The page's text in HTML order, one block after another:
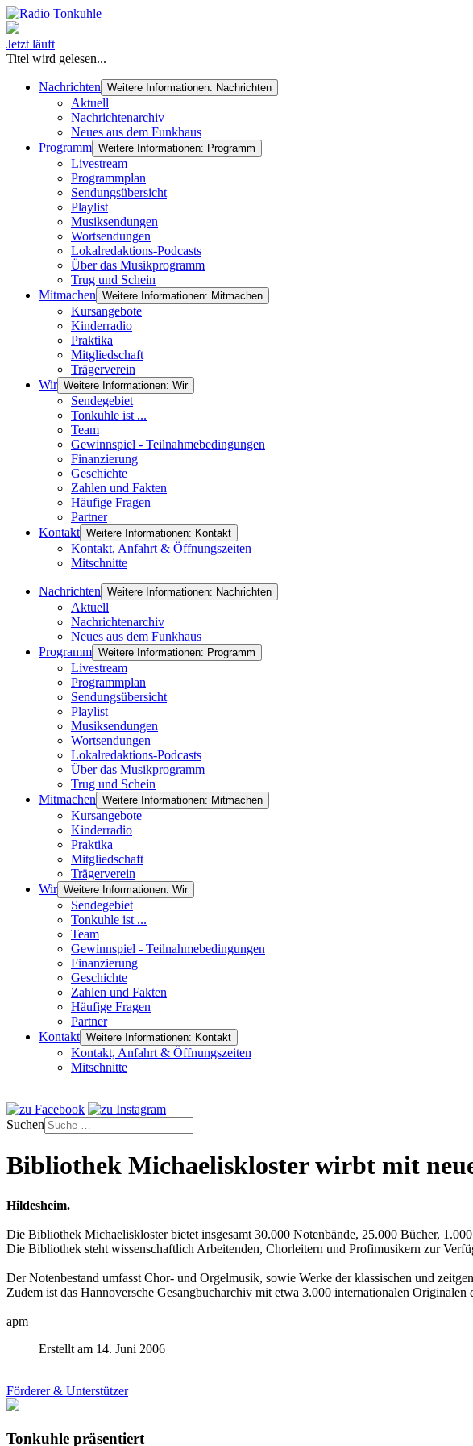
Jetzt läuft
Titel wird gelesen...
Nachrichten Weitere Informationen: Nachrichten
Aktuell
Nachrichtenarchiv
Neues aus dem Funkhaus
Programm Weitere Informationen: Programm
Livestream
Programmplan
Sendungsübersicht
Playlist
Musiksendungen
Wortsendungen
Lokalredaktions-Podcasts
Über das Musikprogramm
Trug und Schein
Mitmachen Weitere Informationen: Mitmachen
Kursangebote
Kinderradio
Praktika
Mitgliedschaft
Trägerverein
Wir Weitere Informationen: Wir
Sendegebiet
Tonkuhle ist ...
Team
Gewinnspiel - Teilnahmebedingungen
Finanzierung
Geschichte
Zahlen und Fakten
Häufige Fragen
Partner
Kontakt Weitere Informationen: Kontakt
Kontakt, Anfahrt & Öffnungszeiten
Mitschnitte
Nachrichten Weitere Informationen: Nachrichten
Aktuell
Nachrichtenarchiv
Neues aus dem Funkhaus
Programm Weitere Informationen: Programm
Livestream
Programmplan
Sendungsübersicht
Playlist
Musiksendungen
Wortsendungen
Lokalredaktions-Podcasts
Über das Musikprogramm
Trug und Schein
Mitmachen Weitere Informationen: Mitmachen
Kursangebote
Kinderradio
Praktika
Mitgliedschaft
Trägerverein
Wir Weitere Informationen: Wir
Sendegebiet
Tonkuhle ist ...
Team
Gewinnspiel - Teilnahmebedingungen
Finanzierung
Geschichte
Zahlen und Fakten
Häufige Fragen
Partner
Kontakt Weitere Informationen: Kontakt
Kontakt, Anfahrt & Öffnungszeiten
Mitschnitte
Suchen
Bibliothek Michaeliskloster wirbt mit
Hildesheim.
Die Bibliothek Michaeliskloster bietet insgesamt 30.000 Notenbände, 25.000 Bücher,
Die Bibliothek steht wissenschaftlich Arbeitenden, Chorleitern und Profimusikern zur
Der Notenbestand umfasst Chor- und Orgelmusik, sowie Werke der klassischen und
Zudem ist das Hannoversche Gesangbucharchiv mit etwa 3.000 internationalen Originalen
apm
Erstellt am 14. Juni 2006
Förderer & Unterstützer
Tonkuhle präsentiert